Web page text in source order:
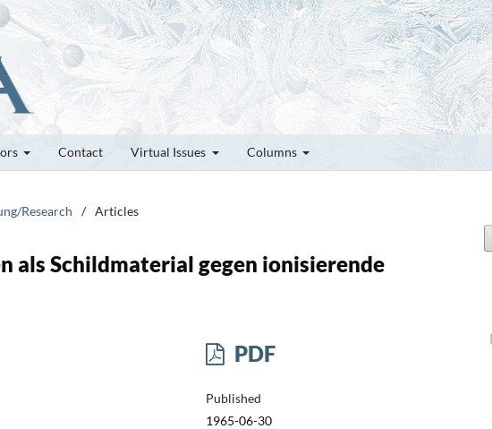
Contact Virtual Issues Columns
Research / Articles
als Schildmaterial gegen ionisierende
PDF
Published
1965-06-30